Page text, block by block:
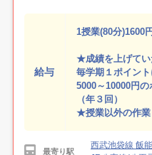
給与
1授業(80分)1600
★成績を上げてい
毎学期１ポイント
5000～10000円の
（年３回）
★授業以外の作業
最寄り駅
西武池袋線 飯